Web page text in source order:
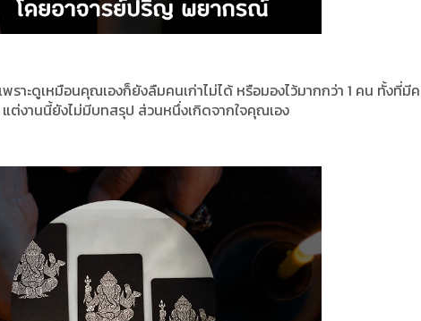
าะดูเหมือนคุณเองก็ยังลืมคนเก่าไม่ได้ หรือมองไว้มากกว่า 1 คน ทั้งที่มี
ต่งานนี้ยังไม่มีบทสรุป ส่วนหนึ่งเกิดจากใจคุณเอง